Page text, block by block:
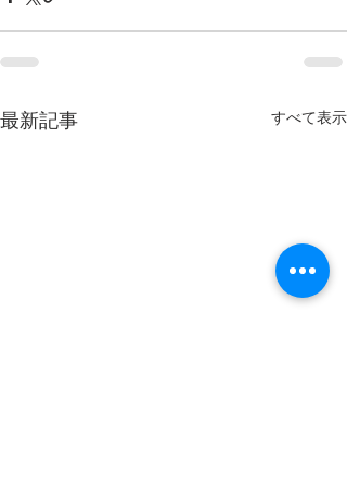
最新記事 すべて表示